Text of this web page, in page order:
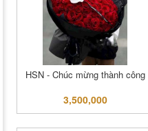
HSN - Chúc mừng thành công
3,500,000